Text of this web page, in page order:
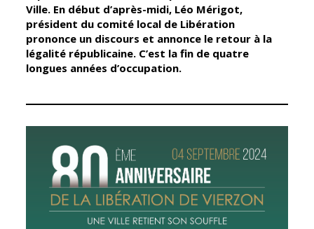
Services de la
Ville
Marchés
publics
Cimetières
Titres
d'identité
État civil
Élections
Jumelages
Relais petite
enfance
Multi-accueil
Établissements
et après classe
Réussite
éducative et
inclusion
Ville. En début d’après-midi, Léo Mérigot,
président du comité local de Libération
prononce un discours et annonce le retour à la
légalité républicaine. C’est la fin de quatre
longues années d’occupation.